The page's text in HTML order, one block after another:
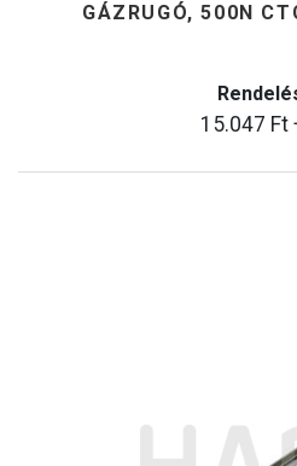
GÁZRUGÓ, 500N
15.047 Ft